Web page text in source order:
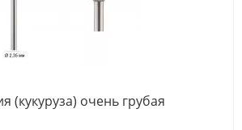
(кукуруза) очень грубая